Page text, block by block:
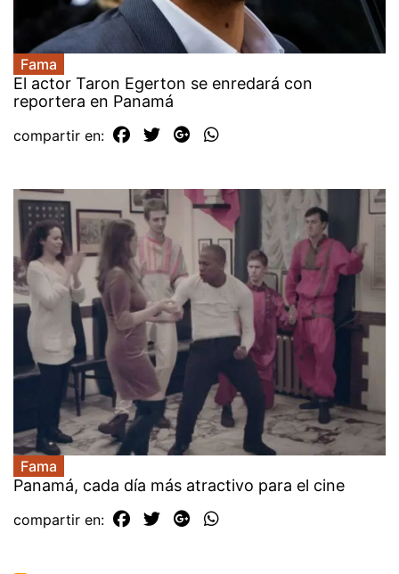
Fama
El actor Taron Egerton se enredará con
reportera en Panamá
compartir en:
Fama
Panamá, cada día más atractivo para el cine
compartir en: